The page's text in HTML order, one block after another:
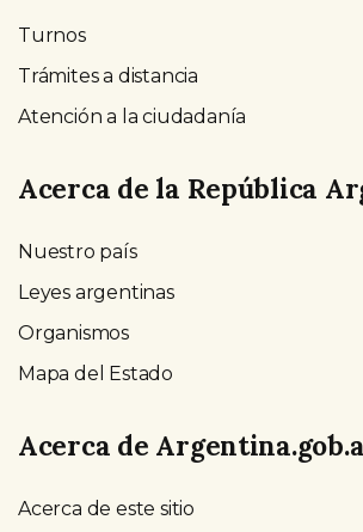
Turnos
Trámites a distancia
Atención a la ciudadanía
Acerca de la República
Nuestro país
Leyes argentinas
Organismos
Mapa del Estado
Acerca de
Acerca de este sitio